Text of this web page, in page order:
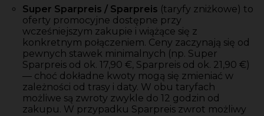
Super Sparpreis / Sparpreis (taryfy zniżkowe) to
oferty promocyjne dostępne przy
wcześniejszym zakupie i wiążące się z
konkretnym połączeniem. Ceny zaczynają się od
pewnych stawek minimalnych (np. Super
Sparpreis od ok. 17,90 €, Sparpreis od ok. 21,90 €)
— choć dokładne kwoty mogą się zmieniać w
zależności od trasy i daty. W obu taryfach
możliwe są zwroty zwykle do 12 godzin od
zakupu. W przypadku Sparpreis zwrot możliwy